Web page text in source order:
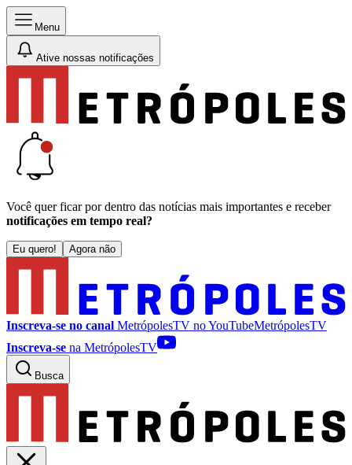
Menu
Ative nossas notificações
Você quer ficar por dentro das notícias mais importantes e receber
notificações em tempo real?
Eu quero! Agora não
Inscreva-se no canal MetrópolesTV noYouTubeMetrópolesTV
Inscreva-se na MetrópolesTV
Busca